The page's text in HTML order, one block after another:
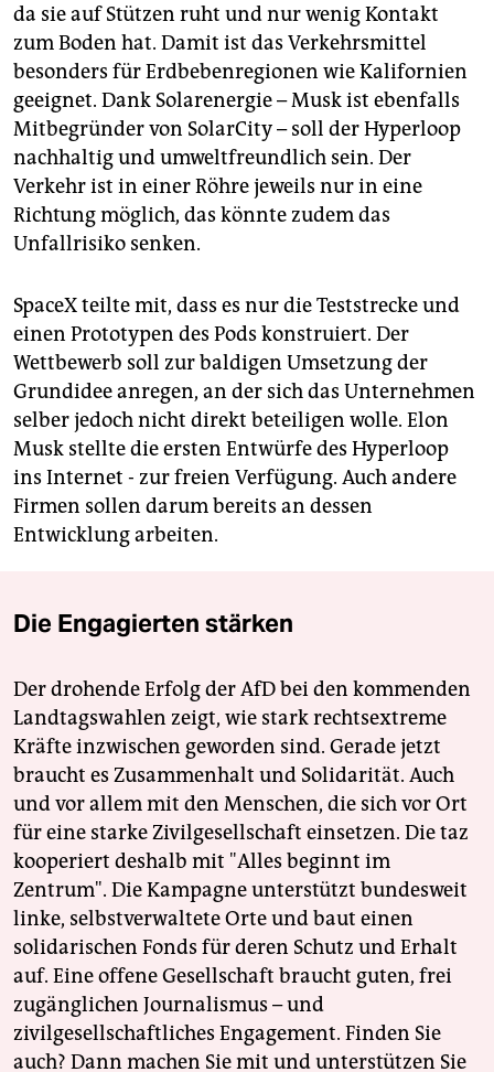
da sie auf Stützen ruht und nur wenig Kontakt
zum Boden hat. Damit ist das Verkehrsmittel
besonders für Erdbebenregionen wie Kalifornien
geeignet. Dank Solarenergie – Musk ist ebenfalls
Mitbegründer von SolarCity – soll der Hyperloop
nachhaltig und umweltfreundlich sein. Der
Verkehr ist in einer Röhre jeweils nur in eine
Richtung möglich, das könnte zudem das
Unfallrisiko senken.
SpaceX teilte mit, dass es nur die Teststrecke und
einen Prototypen des Pods konstruiert. Der
Wettbewerb soll zur baldigen Umsetzung der
Grundidee anregen, an der sich das Unternehmen
selber jedoch nicht direkt beteiligen wolle. Elon
Musk stellte die ersten Entwürfe des Hyperloop
ins Internet - zur freien Verfügung. Auch andere
Firmen sollen darum bereits an dessen
Entwicklung arbeiten.
Die Engagierten stärken
Der drohende Erfolg der AfD bei den kommenden
Landtagswahlen zeigt, wie stark rechtsextreme
Kräfte inzwischen geworden sind. Gerade jetzt
braucht es Zusammenhalt und Solidarität. Auch
und vor allem mit den Menschen, die sich vor Ort
für eine starke Zivilgesellschaft einsetzen. Die taz
kooperiert deshalb mit "Alles beginnt im
Zentrum". Die Kampagne unterstützt bundesweit
linke, selbstverwaltete Orte und baut einen
solidarischen Fonds für deren Schutz und Erhalt
auf. Eine offene Gesellschaft braucht guten, frei
zugänglichen Journalismus – und
zivilgesellschaftliches Engagement. Finden Sie
auch? Dann machen Sie mit und unterstützen Sie